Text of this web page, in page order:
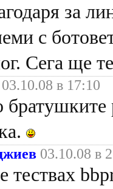
за
с
Сега ще
03.10.08 в 17:10
03.10.08 в
тествах